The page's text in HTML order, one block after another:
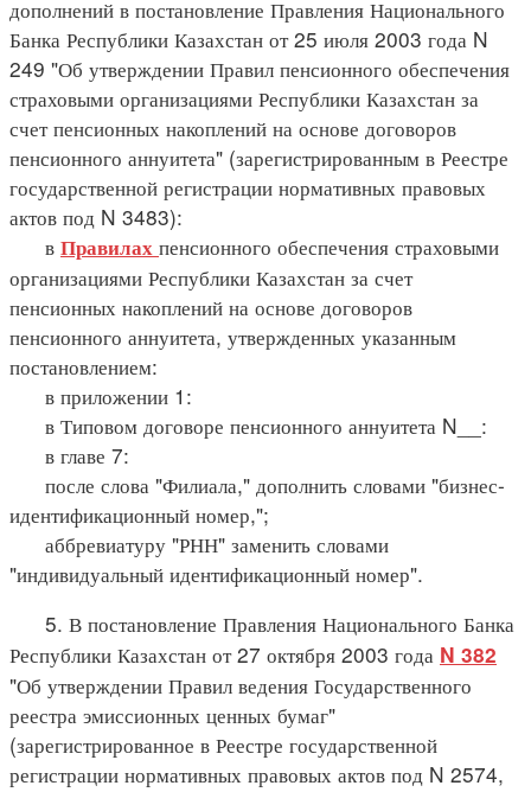
дополнений в постановление Правления Национального
Банка Республики Казахстан от 25 июля 2003 года N
249 "Об утверждении Правил пенсионного обеспечения
страховыми организациями Республики Казахстан за
счет пенсионных накоплений на основе договоров
пенсионного аннуитета" (зарегистрированным в Реестре
государственной регистрации нормативных правовых
актов под N 3483):
в Правилах пенсионного обеспечения страховыми
организациями Республики Казахстан за счет
пенсионных накоплений на основе договоров
пенсионного аннуитета, утвержденных указанным
постановлением:
в приложении 1:
в Типовом договоре пенсионного аннуитета N__:
в главе 7:
после слова "Филиала," дополнить словами "бизнес-
идентификационный номер,";
аббревиатуру "РНН" заменить словами
"индивидуальный идентификационный номер".
5. В постановление Правления Национального Банка
Республики Казахстан от 27 октября 2003 года N 382
"Об утверждении Правил ведения Государственного
реестра эмиссионных ценных бумаг"
(зарегистрированное в Реестре государственной
регистрации нормативных правовых актов под N 2574,